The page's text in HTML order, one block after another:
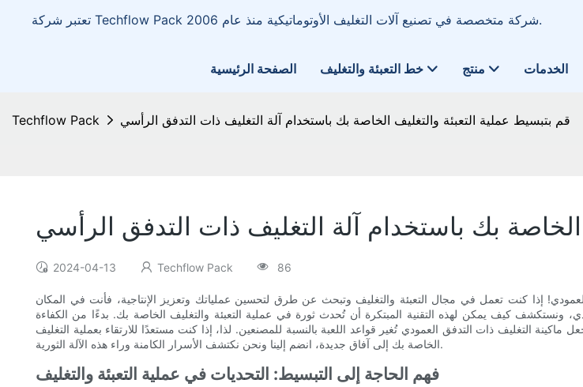
تعتبر شركة Techflow Pack شركة متخصصة في تصنيع آلات التغليف الأوتوماتيكية منذ عام 2006.
الصفحة الرئيسية خط التعبئة والتغليف منتج الخدمات
Techflow Pack قم بتبسيط عملية التعبئة والتغليف الخاصة بك باستخدام آلة التغليف ذات التدفق الرأسي
بك باستخدام آلة التغليف ذات التدفق الرأسي
2024-04-13 Techflow Pack 86
إذا كنت تعمل في مجال التعبئة والتغليف وتبحث عن طرق لتحسين عملياتك وتعزيز الإنتاجية، فأنت في المكان
كيف يمكن لهذه التقنية المبتكرة أن تُحدث ثورة في عملية التعبئة والتغليف الخاصة بك. بدءًا من الكفاءة
التغليف ذات التدفق العمودي تُغير قواعد اللعبة بالنسبة للمصنعين. لذا، إذا كنت مستعدًا للارتقاء بعملية التغليف
الخاصة بك إلى آفاق جديدة، انضم إلينا ونحن نكتشف الأسرار الكامنة وراء هذه الآلة الثورية.
فهم الحاجة إلى التبسيط: التحديات في عملية التعبئة والتغليف